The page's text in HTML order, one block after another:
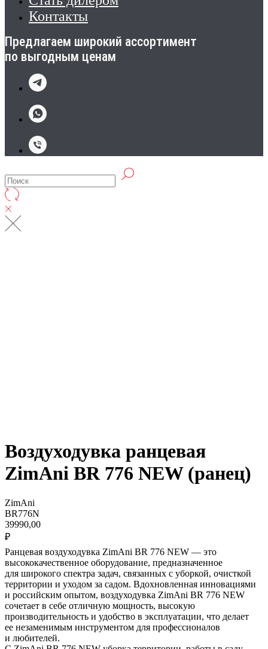
Контакты
Предлагаем широкий ассортимент
по выгодным ценам
Воздуходувка ранцевая
ZimAni BR 776 NEW (ранец)
ZimAni
BR776N
39990,00
₽
Ранцевая воздуходувка ZimAni BR 776 NEW — это
высококачественное оборудование, предназначенное
д ля широкого спектра задач, связанных с уборкой, очисткой
территории и уходом за садом. Вдохновленная инновациями
и российским опытом, воздуходувка ZimAni BR 776 NEW
сочетает в себе отличную мощность, высокую
производительность и удобство в эксплуатации, что делает
ее незаменимым инструментом для профессионалов
и любителей.